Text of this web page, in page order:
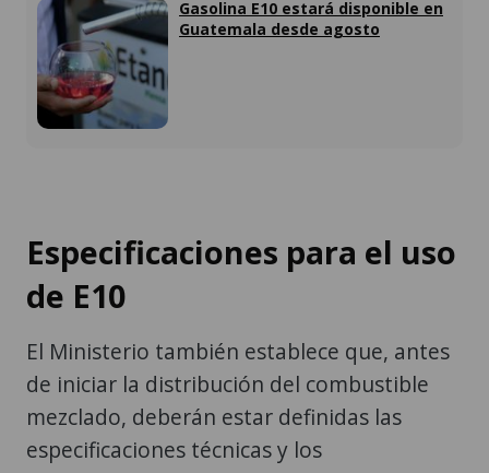
Gasolina E10 estará disponible en
Guatemala desde agosto
Especificaciones para el uso
de E10
El Ministerio también establece que, antes
de iniciar la distribución del combustible
mezclado, deberán estar definidas las
especificaciones técnicas y los